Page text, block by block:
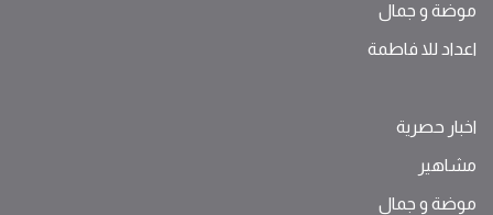
موضة ‫و‬ ‫‬‫جمال‬
اعداد للا فاطمة
اخبار حصرية
مشاهير
موضة ‫و‬ ‫‬‫جمال‬